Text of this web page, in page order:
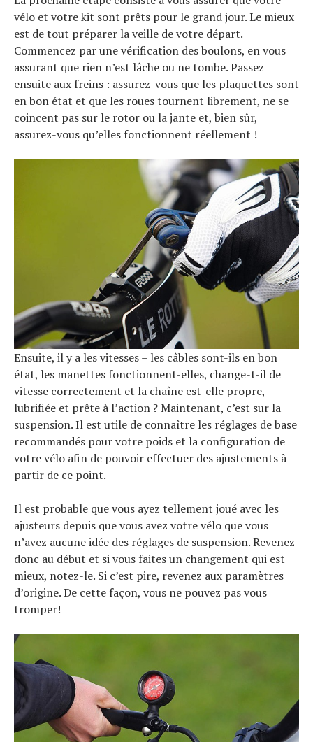
vélo et votre kit sont prêts pour le grand jour. Le mieux
est de tout préparer la veille de votre départ.
Commencez par une vérification des boulons, en vous
assurant que rien n’est lâche ou ne tombe. Passez
ensuite aux freins : assurez-vous que les plaquettes sont
en bon état et que les roues tournent librement, ne se
coincent pas sur le rotor ou la jante et, bien sûr,
assurez-vous qu’elles fonctionnent réellement !
Ensuite, il y a les vitesses – les câbles sont-ils en bon
état, les manettes fonctionnent-elles, change-t-il de
vitesse correctement et la chaîne est-elle propre,
lubrifiée et prête à l’action ? Maintenant, c’est sur la
suspension. Il est utile de connaître les réglages de base
recommandés pour votre poids et la configuration de
votre vélo afin de pouvoir effectuer des ajustements à
partir de ce point.
Il est probable que vous ayez tellement joué avec les
ajusteurs depuis que vous avez votre vélo que vous
n’avez aucune idée des réglages de suspension. Revenez
donc au début et si vous faites un changement qui est
mieux, notez-le. Si c’est pire, revenez aux paramètres
d’origine. De cette façon, vous ne pouvez pas vous
tromper!